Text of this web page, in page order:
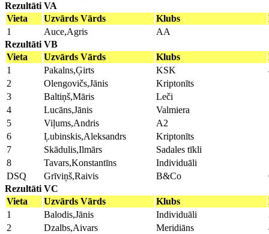
Rezultāti VA
Vieta
Uzvārds Vārds Klubs
1
Auce,Agris AA
Rezultāti VB
Vieta
Uzvārds Vārds Klubs
1
Pakalns,Ģirts KSK
2
Olengovičs,Jānis Kriptonīts
3
Baltiņš,Māris Leči
4
Lucāns,Jānis Valmiera
5
Viļums,Andris A2
6
Ļubinskis,Aleksandrs Kriptonīts
7
Skādulis,Ilmārs Sadales tīkli
8
Tavars,Konstantīns Individuāli
DSQ
Grīviņš,Raivis B&Co
Rezultāti VC
Vieta
Uzvārds Vārds Klubs
1
Balodis,Jānis Individuāli
2
Dzalbs,Aivars Meridiāns